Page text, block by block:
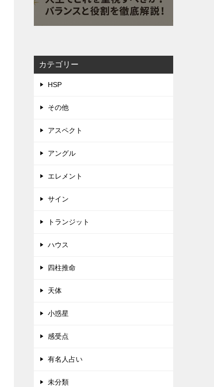
カテゴリー
HSP
その他
アスペクト
アングル
エレメント
サイン
トランジット
ハウス
四柱推命
天体
小惑星
感受点
有名人占い
未分類